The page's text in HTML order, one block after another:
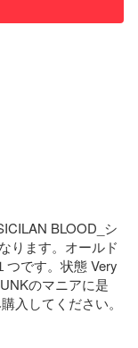
BLOOD_シ
ります。オールド
つです。状態 Very
のマニアに是
入してください。